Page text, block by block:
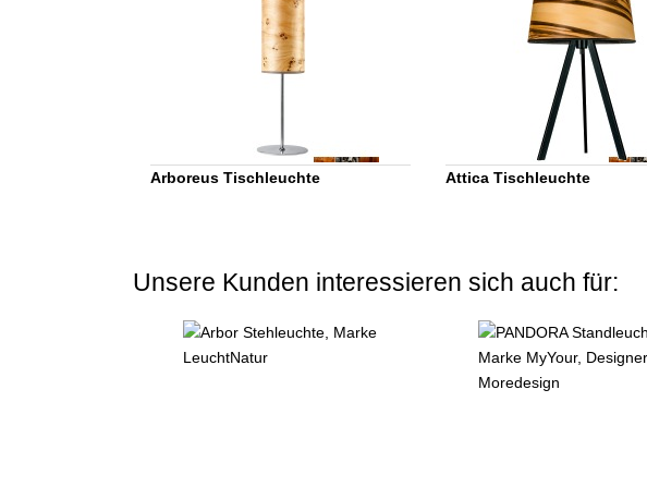
Arboreus Tischleuchte Attica Tischleuchte
Unsere Kunden interessieren sich auch für: